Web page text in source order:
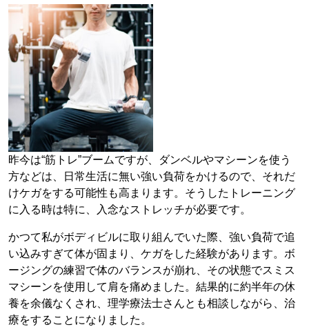
昨今は“筋トレ”ブームですが、ダンベルやマシーンを使う
方などは、日常生活に無い強い負荷をかけるので、それだ
けケガをする可能性も高まります。そうしたトレーニング
に入る時は特に、入念なストレッチが必要です。
かつて私がボディビルに取り組んでいた際、強い負荷で追
い込みすぎて体が固まり、ケガをした経験があります。ボ
ージングの練習で体のバランスが崩れ、その状態でスミス
マシーンを使用して肩を痛めました。結果的に約半年の休
養を余儀なくされ、理学療法士さんとも相談しながら、治
療をすることになりました。